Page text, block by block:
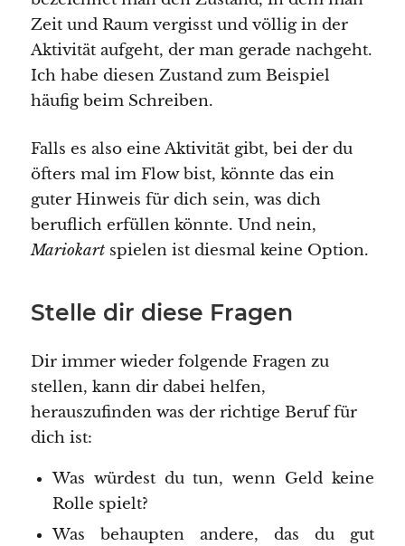
Zeit und Raum vergisst und völlig in der
Aktivität aufgeht, der man gerade nachgeht.
Ich habe diesen Zustand zum Beispiel
häufig beim Schreiben.
Falls es also eine Aktivität gibt, bei der du
öfters mal im Flow bist, könnte das ein
guter Hinweis für dich sein, was dich
beruflich erfüllen könnte. Und nein,
Mariokartspielen ist diesmal keine Option.
Stelle dir diese Fragen
Dir immer wieder folgende Fragen zu
stellen, kann dir dabei helfen,
herauszufinden was der richtige Beruf für
dich ist:
Was würdest du tun, wenn Geld keine
Rolle spielt?
Was behaupten andere, das du gut